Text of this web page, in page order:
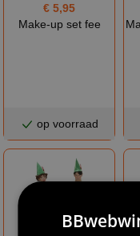
€ 5,95
Make-up set fee
op voorraad